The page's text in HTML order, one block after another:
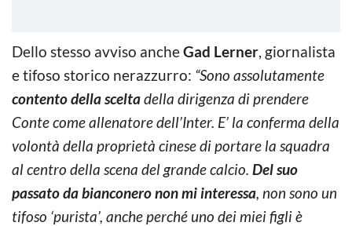
Dello stesso avviso ancheGad Lerner, giornalista
e tifoso storico nerazzurro: “Sono assolutamente
contento della sceltadella dirigenza di prendere
Conte come allenatore dell’Inter. E’ la conferma della
volontà della proprietà cinese di portare la squadra
al centro della scena del grande calcio. Del suo
passato da bianconero non mi interessa, non sono un
tifoso ‘purista’, anche perché uno dei miei figli è